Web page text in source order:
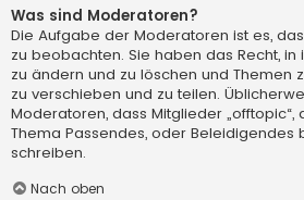
Was sind Moderatoren?
Die Aufgabe der Moderatoren ist es,
zu beobachten. Sie haben das Recht,
zu ändern und zu löschen und Themen
zu verschieben und zu teilen.
Moderatoren, dass Mitglieder „offtopic“,
Thema Passendes, oder Beleidigendes
schreiben.
Nach oben